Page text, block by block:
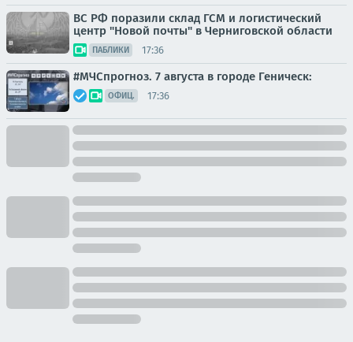
ВС РФ поразили склад ГСМ и логистический
центр "Новой почты" в Черниговской области
ПАБЛИКИ 17:36
#МЧСпрогноз. 7 августа в городе Геническ:
ОФИЦ. 17:36